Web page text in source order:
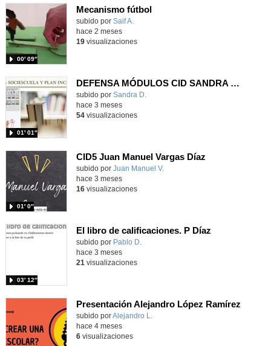
Mecanismo fútbol
Contenido educativo.
subido por Saif A.
00′ 09″
hace 2 meses
19visualizaciones
DEFENSA MÓDULOS CID SANDRA DÍAZ GRUPO 7
Contenido educativo.
subido por Sandra D.
01′ 01″
hace 3 meses
54visualizaciones
CID5 Juan Manuel Vargas Díaz
Contenido educativo.
subido por Juan Manuel V.
01′ 0″
hace 3 meses
16visualizaciones
El libro de calificaciones. P Díaz
subido por Pablo D.
03′ 12″
hace 3 meses
21 visualizaciones
Presentación Alejandro López Ramírez
subido porAlejandro L.
hace 4 meses
6visualizaciones